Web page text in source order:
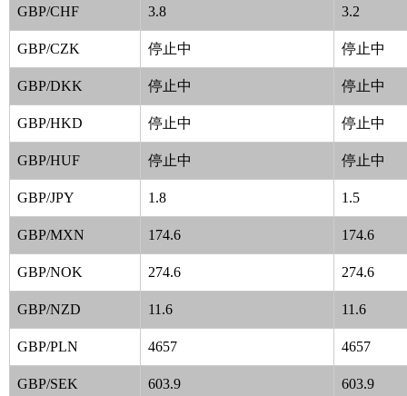
GBP/CHF 3.8 3.2
GBP/CZK 停止中 停止中
GBP/DKK 停止中 停止中
GBP/HKD 停止中 停止中
GBP/HUF 停止中 停止中
GBP/JPY 1.8 1.5
GBP/MXN 174.6 174.6
GBP/NOK 274.6 274.6
GBP/NZD 11.6 11.6
GBP/PLN 4657 4657
GBP/SEK 603.9 603.9